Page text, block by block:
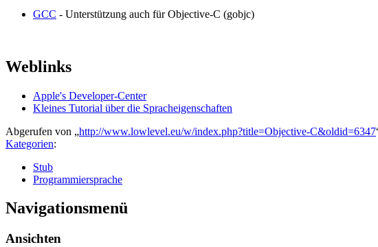
GCC - Unterstützung auch für Objective-C (gobjc)
Weblinks
Apple's Developer-Center
Kleines Tutorial über die Spracheigenschaften
Abgerufen von „http://www.lowlevel.eu/w/index.php?title=Objective-C&oldid=6347
Kategorien:
Stub
Programmiersprache
Navigationsmenü
Ansichten